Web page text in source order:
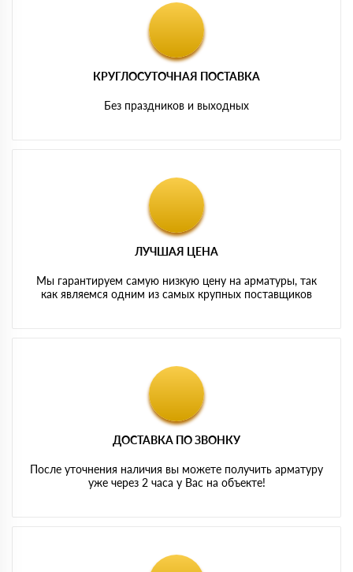
КРУГЛОСУТОЧНАЯ ПОСТАВКА
Без праздников и выходных
ЛУЧШАЯ ЦЕНА
Мы гарантируем самую низкую цену на арматуры, так
как являемся одним из самых крупных поставщиков
ДОСТАВКА ПО ЗВОНКУ
После уточнения наличия вы можете получить арматуру
уже через 2 часа у Вас на объекте!